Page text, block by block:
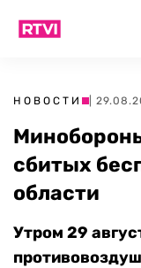
НОВОСТИ |
сбитых
области
Утром 29